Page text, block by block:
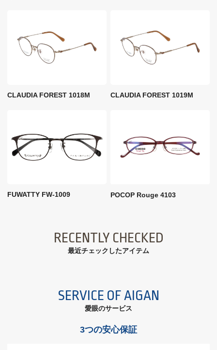
CLAUDIA FOREST 1018M CLAUDIA FOREST 1019M
FUWATTY FW-1009 POCOP Rouge 4103
RECENTLY CHECKED
最近チェックしたアイテム
SERVICE OF AIGAN
愛眼のサービス
3つの安心保証